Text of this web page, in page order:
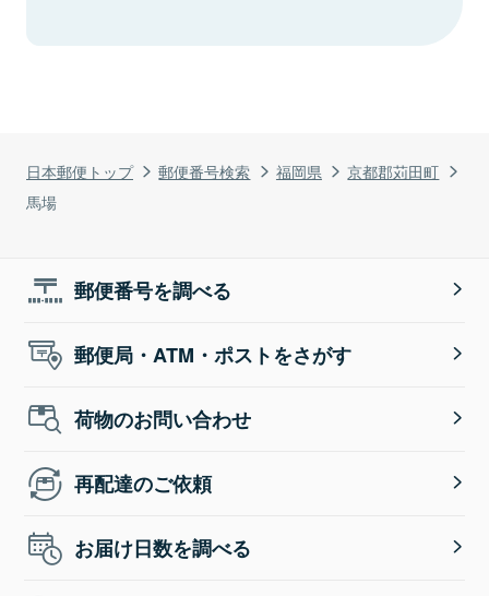
日本郵便トップ 郵便番号検索 福岡県
京都郡苅田町
馬場
郵便番号を調べる
郵便局・ATM・ポストをさがす
荷物のお問い合わせ
再配達のご依頼
お届け日数を調べる